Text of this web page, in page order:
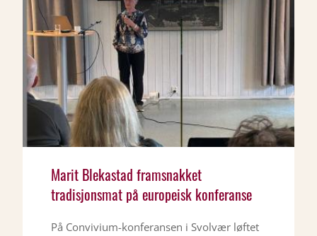
Marit Blekastad framsnakket
tradisjonsmat på europeisk konferanse
På Convivium-konferansen i Svolvær løftet